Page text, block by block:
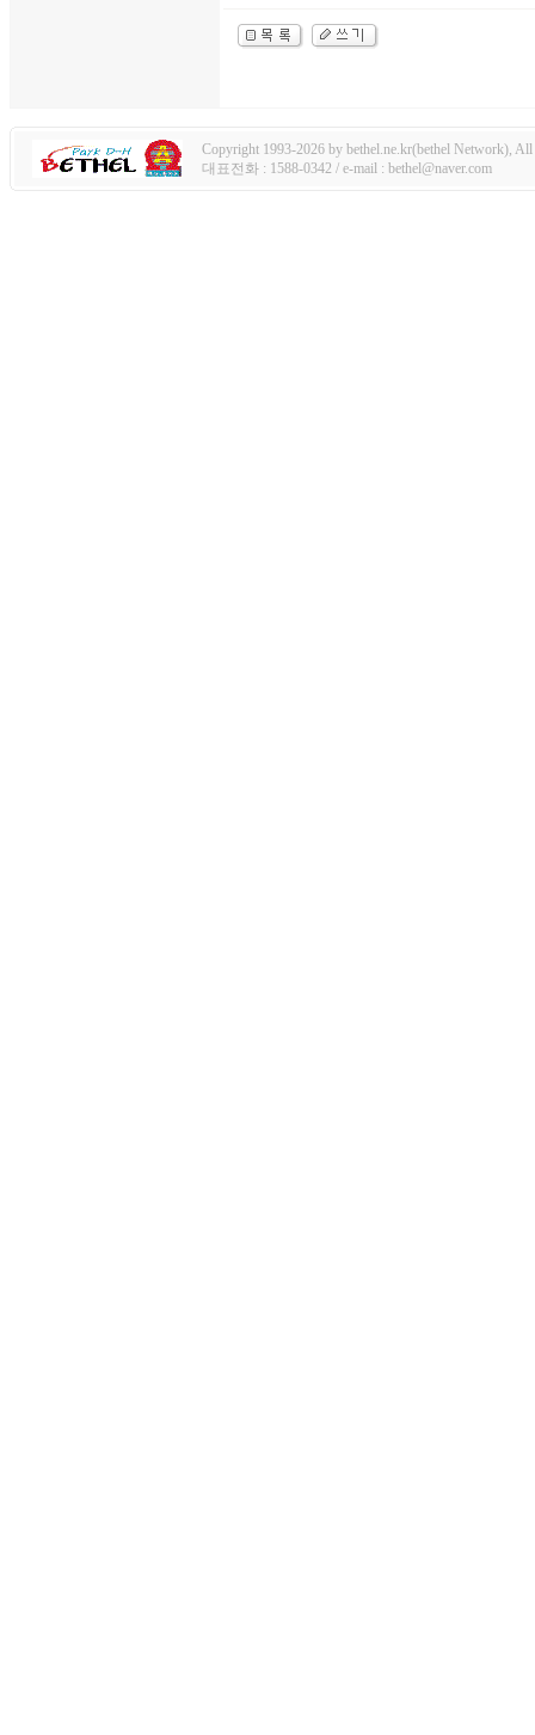
Copyright 1993-2026 by bethel.ne.kr(bethel Network), All
대표전화 : 1588-0342 / e-mail : bethel@naver.com